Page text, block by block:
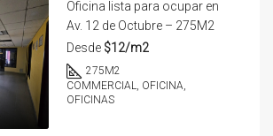
Oficina lista para ocupar en
Av. 12 de Octubre – 275M2
Desde $12/m2
275M2
COMMERCIAL, OFICINA,
OFICINAS